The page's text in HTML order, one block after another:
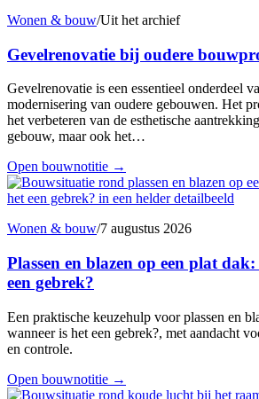
Wonen & bouw/Uit het archief
Gevelrenovatie bij oudere
Gevelrenovatie is een essentieel onderdeel
modernisering van oudere gebouwen. Het
het verbeteren van de esthetische
gebouw, maar ook het…
Open bouwnotitie →
Wonen & bouw/7 augustus 2026
Plassen en blazen op een plat
een gebrek?
Een praktische keuzehulp voor plassen en
wanneer is het een gebrek?, met aandacht
en controle.
Open bouwnotitie →